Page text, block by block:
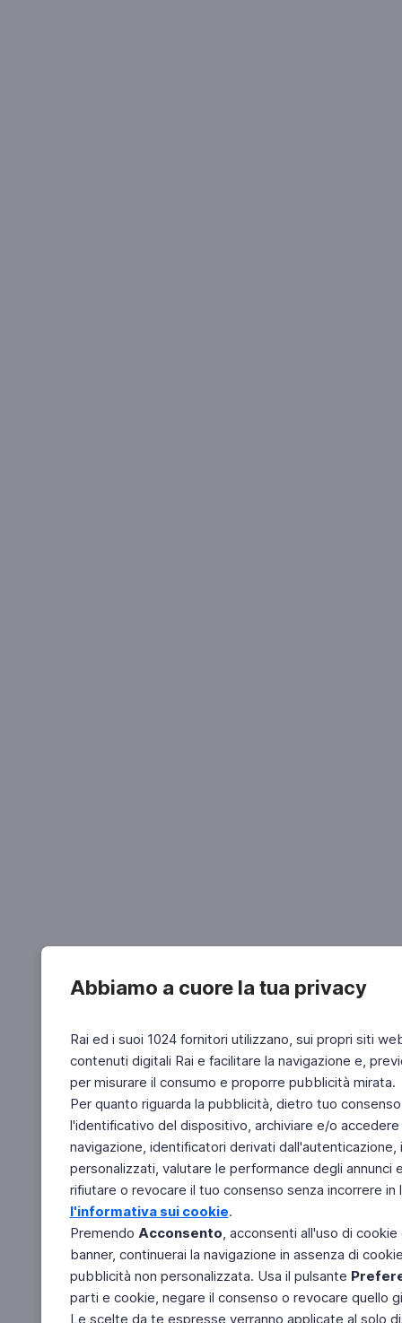
Abbiamo a cuore la tua privacy
Rai ed i suoi 1024 fornitori utilizzano, sui propri siti
contenuti digitali Rai e facilitare la navigazione e,
per misurare il consumo e proporre pubblicità mirata.
Per quanto riguarda la pubblicità, dietro tuo
l'identificativo del dispositivo, archiviare e/o
navigazione, identificatori derivati
personalizzati, valutare le performance degli
rifiutare o revocare il tuo consenso senza incorrere
l'informativa sui cookie.
Premendo Acconsento, acconsenti all'uso di
banner, continuerai la navigazione in assenza di
pubblicità non personalizzata. Usa il pulsante
parti e cookie, negare il consenso o revocare quello
Le scelte da te espresse verranno applicate al solo